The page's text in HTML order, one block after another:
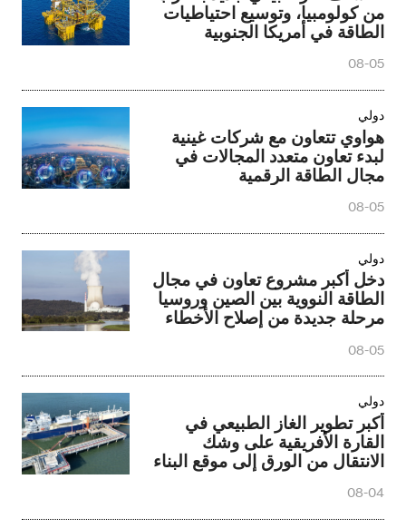
من كولومبيا، وتوسيع احتياطيات
الطاقة في أمريكا الجنوبية
08-05
دولي
هواوي تتعاون مع شركات غينية
لبدء تعاون متعدد المجالات في
مجال الطاقة الرقمية
08-05
دولي
دخل أكبر مشروع تعاون في مجال
الطاقة النووية بين الصين وروسيا
مرحلة جديدة من إصلاح الأخطاء
08-05
دولي
أكبر تطوير الغاز الطبيعي في
القارة الأفريقية على وشك
الانتقال من الورق إلى موقع البناء
08-04